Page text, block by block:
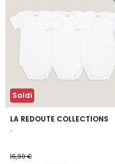
Saldi
LA REDOUTE COLLECTIONS
.
16,99 €
4,8